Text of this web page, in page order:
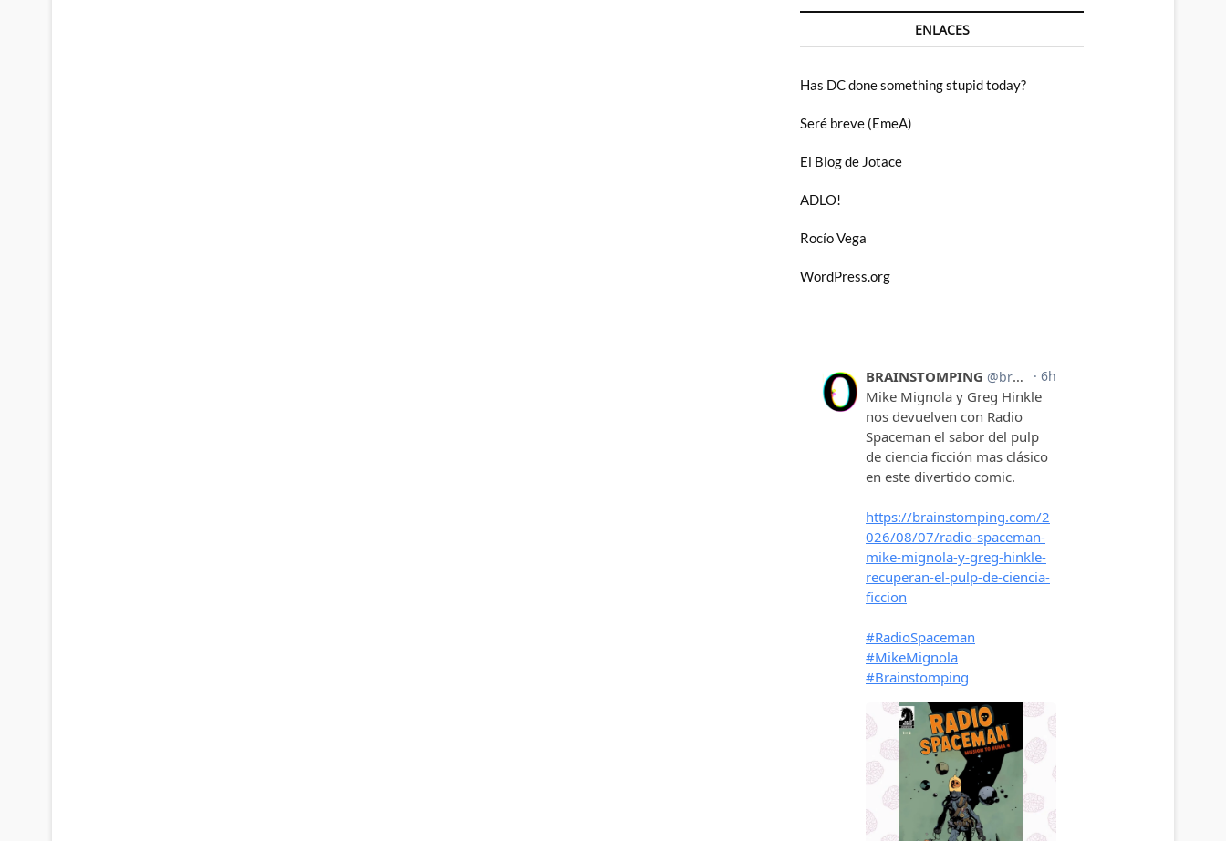
ENLACES
Has DC done something stupid today?
Seré breve (EmeA)
El Blog de Jotace
ADLO!
Rocío Vega
WordPress.org